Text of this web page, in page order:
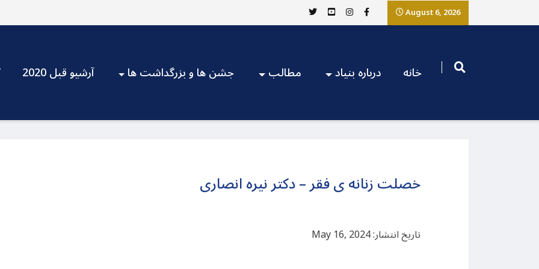
August 6, 2026
آرشیو قبل 2020 جشن ها و بزرگداشت ها مطالب درباره بنیاد خانه
خصلت زنانه ی فقر – دکتر نیره انصاری
تاریخ انتشار: May 16, 2024